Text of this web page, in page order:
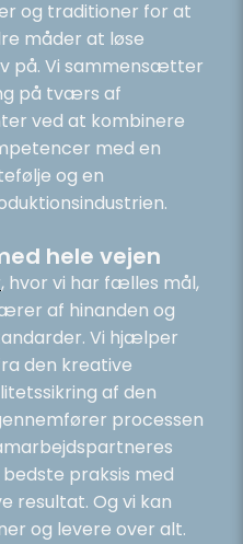
og traditioner for at
måder at løse
på. Vi sammensætter
på tværs af
ved at kombinere
med en
og en
hele vejen
, hvor vi har fælles mål,
af hinanden og
Vi hjælper
den kreative
af den
processen
praksis med
resultat. Og vi kan
og levere over alt.